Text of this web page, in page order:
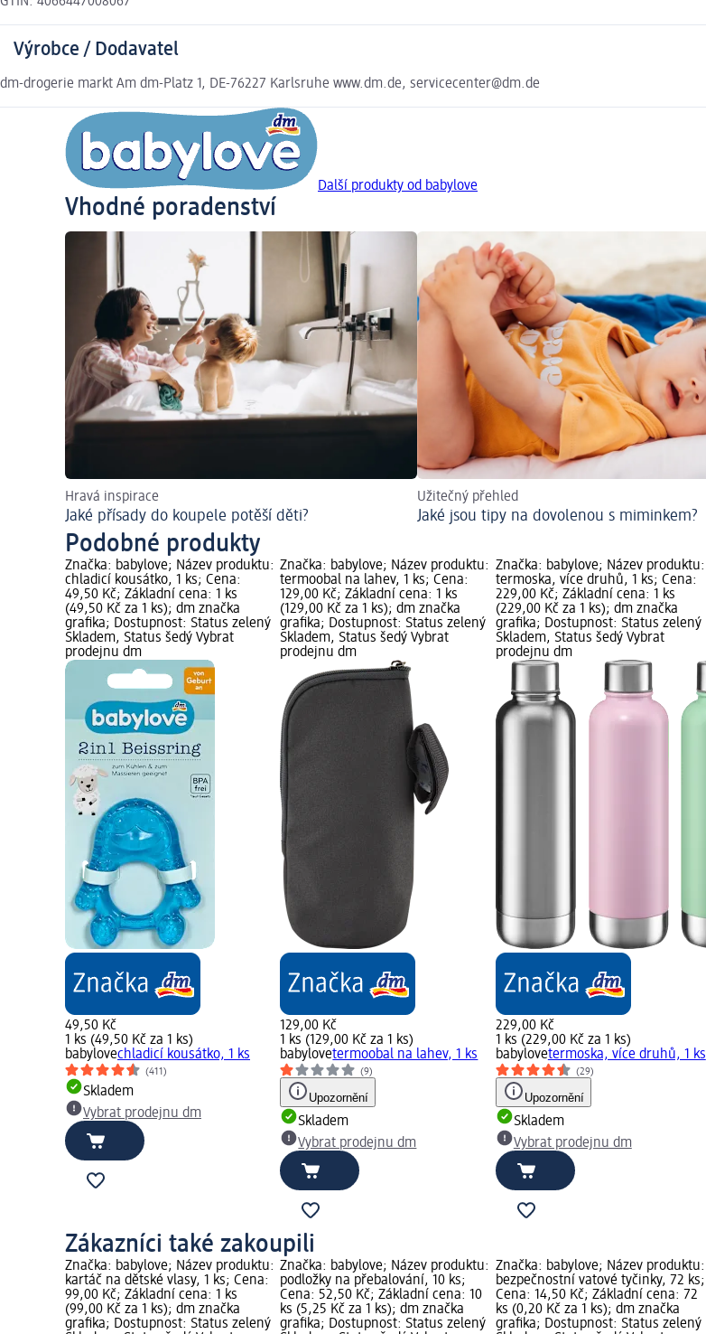
Výrobce / Dodavatel
dm-drogerie markt Am dm-Platz 1, DE-76227 Karlsruhe www.dm.de, servicecenter@dm.de
Další produkty od babylove
Vhodné poradenství
Hravá inspirace
Jaké přísady do koupele potěší děti?
Užitečný přehled
Jaké jsou tipy na dovolenou s miminkem?
Podobné produkty
Značka: babylove; Název produktu:
chladicí kousátko, 1 ks; Cena:
49,50 Kč; Základní cena: 1 ks
(49,50 Kč za 1 ks); dm značka
grafika; Dostupnost: Status zelený
Skladem, Status šedý Vybrat
prodejnu dm
49,50 Kč
1 ks (49,50 Kč za 1 ks)
babylovechladicí kousátko, 1 ks
(411)
Skladem
Vybrat prodejnu dm
Značka: babylove; Název produktu:
termoobal na lahev, 1 ks; Cena:
129,00 Kč; Základní cena: 1 ks
(129,00 Kč za 1 ks); dm značka
grafika; Dostupnost: Status zelený
Skladem, Status šedý Vybrat
prodejnu dm
129,00 Kč
1 ks (129,00 Kč za 1 ks)
babylovetermoobal na lahev, 1 ks
(9)
Upozornění
Skladem
Vybrat prodejnu dm
Značka: babylove; Název produktu:
termoska, více druhů, 1 ks; Cena:
229,00 Kč; Základní cena: 1 ks
(229,00 Kč za 1 ks); dm značka
grafika; Dostupnost: Status zelený
Skladem, Status šedý Vybrat
prodejnu dm
229,00 Kč
1 ks (229,00 Kč za 1 ks)
babylovetermoska, více druhů, 1 ks
(29)
Upozornění
Skladem
Vybrat prodejnu dm
Zákazníci také zakoupili
Značka: babylove; Název produktu:
kartáč na dětské vlasy, 1 ks; Cena:
99,00 Kč; Základní cena: 1 ks
(99,00 Kč za 1 ks); dm značka
grafika; Dostupnost: Status zelený
Značka: babylove; Název produktu:
podložky na přebalování, 10 ks;
Cena: 52,50 Kč; Základní cena: 10
ks (5,25 Kč za 1 ks); dm značka
grafika; Dostupnost: Status zelený
Značka: babylove; Název produktu:
bezpečnostní vatové tyčinky, 72 ks;
Cena: 14,50 Kč; Základní cena: 72
ks (0,20 Kč za 1 ks); dm značka
grafika; Dostupnost: Status zelený